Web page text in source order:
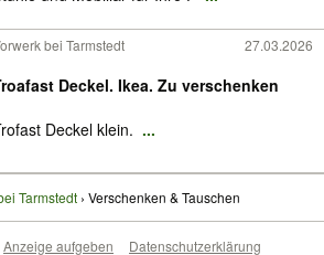
bei Tarmstedt 27.03.2026
Deckel. Ikea. Zu verschenken
Deckel klein. ...
Tarmstedt Verschenken & Tauschen
Anzeige aufgeben Datenschutzerklärung